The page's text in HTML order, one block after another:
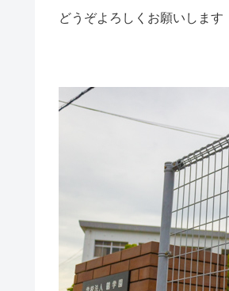
どうぞよろしくお願いし